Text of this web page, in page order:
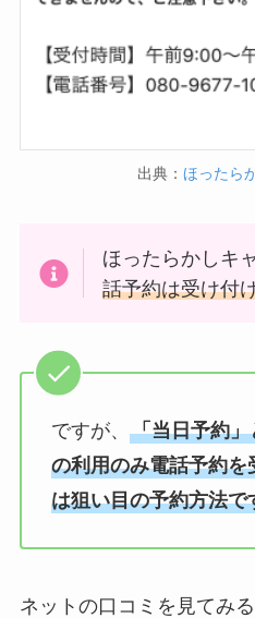
出典： ほったら
ほったらかしキ
話予約は受け付
ですが、 「当日予約
の利用のみ電話予約を
は狙い目の予約方法で
ネットの口コミを見てみ